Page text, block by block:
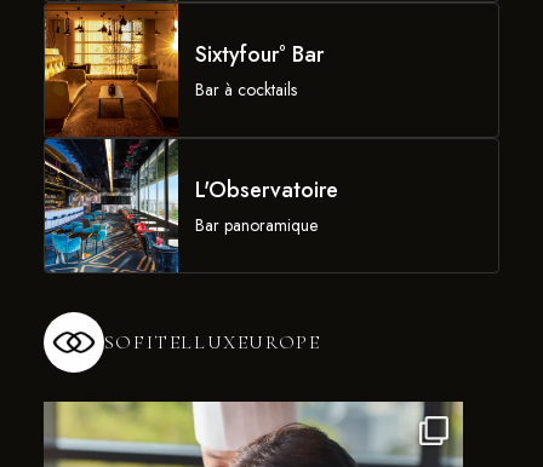
Sixtyfour° Bar
Bar à cocktails
L'Observatoire
Bar panoramique
SOFITELLUXEUROPE